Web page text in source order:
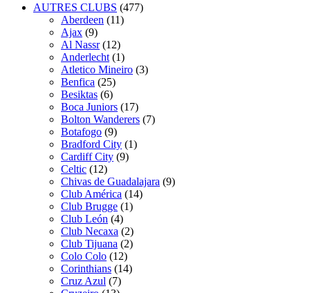
AUTRES CLUBS (477)
Aberdeen (11)
Ajax (9)
Al Nassr (12)
Anderlecht (1)
Atletico Mineiro (3)
Benfica (25)
Besiktas (6)
Boca Juniors (17)
Bolton Wanderers (7)
Botafogo (9)
Bradford City (1)
Cardiff City (9)
Celtic (12)
Chivas de Guadalajara (9)
Club América (14)
Club Brugge (1)
Club León (4)
Club Necaxa (2)
Club Tijuana (2)
Colo Colo (12)
Corinthians (14)
Cruz Azul (7)